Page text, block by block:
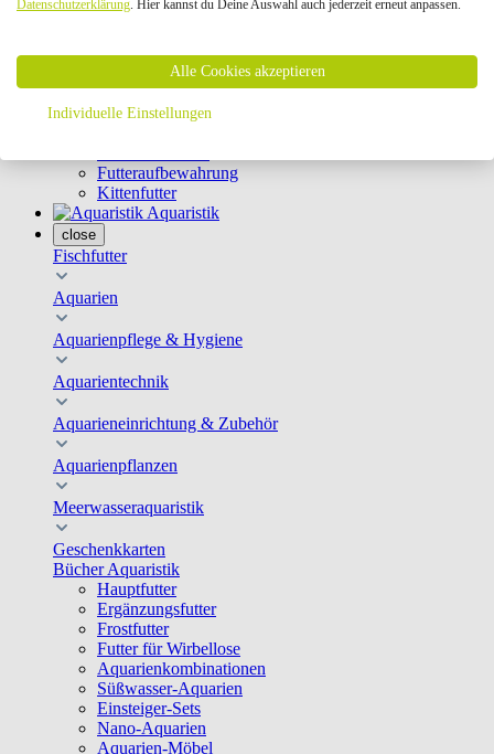
Geschirre & Leinen
Schutznetze
Kippfensterschutz
Katzenkameras
Futternäpfe
Futteraufbewahrung
Kittenfutter
Aquaristik
close
Fischfutter
Aquarien
Aquarienpflege & Hygiene
Aquarientechnik
Aquarieneinrichtung & Zubehör
Aquarienpflanzen
Meerwasseraquaristik
Geschenkkarten
Bücher Aquaristik
Hauptfutter
Ergänzungsfutter
Frostfutter
Futter für Wirbellose
Aquarienkombinationen
Süßwasser-Aquarien
Einsteiger-Sets
Nano-Aquarien
Aquarien-Möbel
Datenschutzerklärung. Hier kannst du Deine Auswahl auch jederzeit erneut anpassen.
Alle Cookies akzeptieren
Individuelle Einstellungen